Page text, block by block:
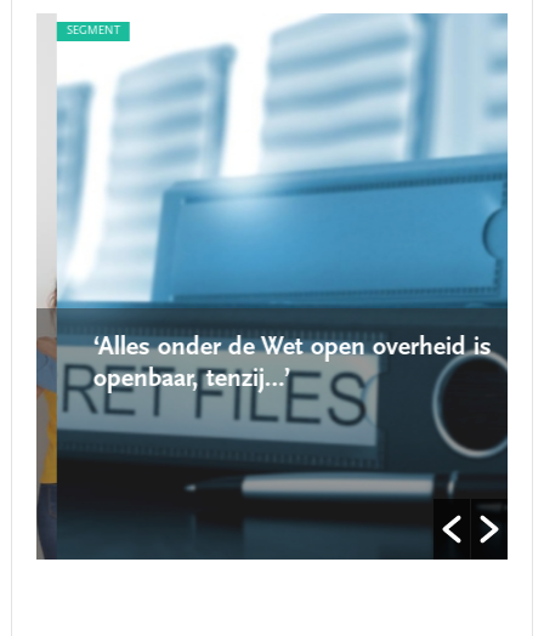
SEGMENT
‘Alles onder de Wet open overheid is
openbaar, tenzij…’